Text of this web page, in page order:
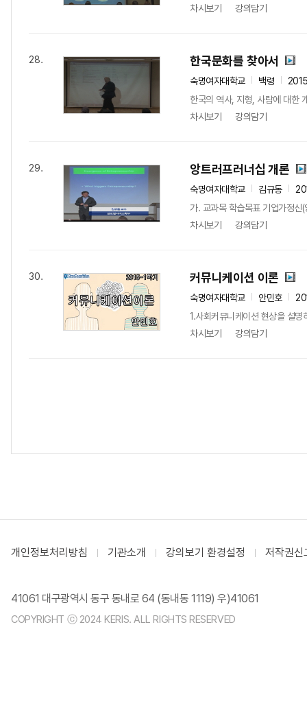
차시보기
강의담기
28. 한국문화를 찾아서
숙명여자대학교 백령
한국의 역사, 지형, 사람에 대한
차시보기
강의담기
29. 앙트러프러너십 개론
숙명여자대학교 김규동
가. 교과목 학습목표 기업가정신
차시보기
강의담기
30. 커뮤니케이션 이론
숙명여자대학교 안민호
1.사회커뮤니케이션 현상을 설
차시보기
강의담기
개인정보처리방침 기관소개 강의보기 환경설정 저작권신
41061 대구광역시 동구 동내로 64 (동내동 1119) 우)41061
COPYRIGHT ⓒ 2024 KERIS. ALL RIGHTS RESERVED